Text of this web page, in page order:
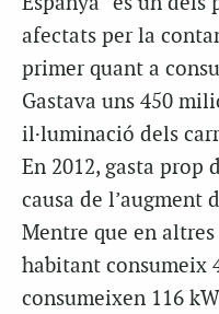
afectats per la
primer quant a
Gastava uns 450
il·luminació dels
En 2012, gasta prop
causa de l’augment
Mentre que en
habitant consumeix
consumeixen 116